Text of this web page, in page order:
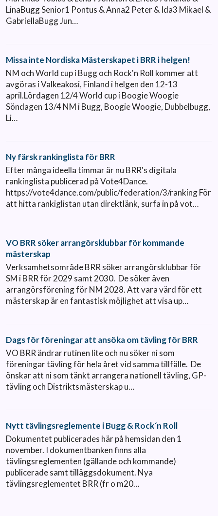
LinaBugg Senior1 Pontus & Anna2 Peter & Ida3 Mikael &
GabriellaBugg Jun…
Missa inte Nordiska Mästerskapet i BRR i helgen!
NM och World cup i Bugg och Rock'n Roll kommer att
avgöras i Valkeakosi, Finland i helgen den 12-13
april.Lördagen 12/4 World cup i Boogie Woogie
Söndagen 13/4 NM i Bugg, Boogie Woogie, Dubbelbugg,
Li…
Ny färsk rankinglista för BRR
Efter många ideella timmar är nu BRR's digitala
rankinglista publicerad på Vote4Dance.
https://vote4dance.com/public/federation/3/ranking För
att hitta rankiglistan utan direktlänk, surfa in på vot…
VO BRR söker arrangörsklubbar för kommande
mästerskap
Verksamhetsområde BRR söker arrangörsklubbar för
SM i BRR för 2029 samt 2030. De söker även
arrangörsförening för NM 2028. Att vara värd för ett
mästerskap är en fantastisk möjlighet att visa up…
Dags för föreningar att ansöka om tävling för BRR
VO BRR ändrar rutinen lite och nu söker ni som
föreningar tävling för hela året vid samma tillfälle. De
önskar att ni som tänkt arrangera nationell tävling, GP-
tävling och Distriktsmästerskap u…
Nytt tävlingsreglemente i Bugg & Rock´n Roll
Dokumentet publicerades här på hemsidan den 1
november. I dokumentbanken finns alla
tävlingsreglementen (gällande och kommande)
publicerade samt tilläggsdokument. Nya
tävlingsreglementet BRR (fr o m20…